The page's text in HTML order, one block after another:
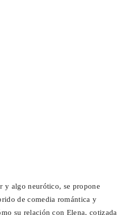
y algo neurótico, se propone
de comedia romántica y
su relación con Elena, cotizada